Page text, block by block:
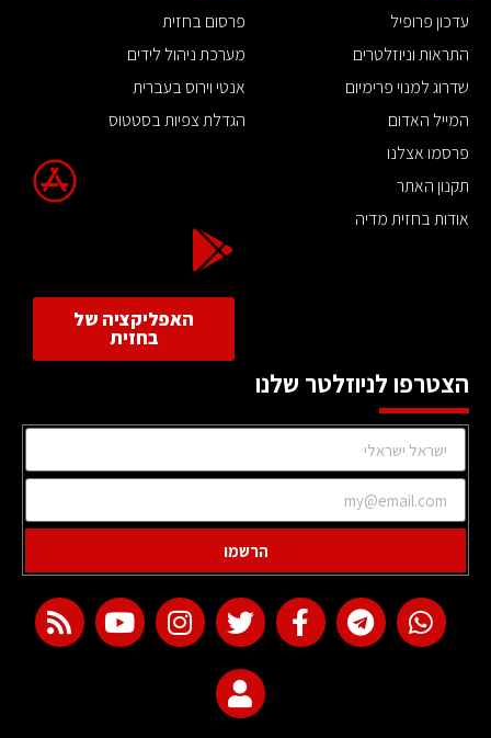
עדכון פרופיל
התראות וניוזלטרים
שדרוג למנוי פרימיום
המייל האדום
פרסמו אצלנו
תקנון האתר
אודות בחזית מדיה
פרסום בחזית
מערכת ניהול לידים
אנטי וירוס בעברית
הגדלת צפיות בסטטוס
האפליקציה של
בחזית
הצטרפו לניוזלטר שלנו
הרשמו